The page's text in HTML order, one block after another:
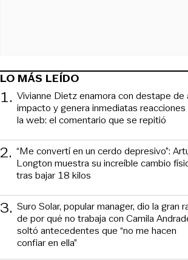
LO MÁS LEÍDO
1. Vivianne Dietz enamora con destape de
impacto y genera inmediatas reacciones
la web: el comentario que se repitió
2. “Me convertí en un cerdo depresivo”:
Longton muestra su increíble cambio
tras bajar 18 kilos
3. Suro Solar, popular manager, dio la gran
de por qué no trabaja con Camila
soltó antecedentes que “no me hacen
confiar en ella”